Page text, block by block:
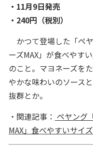
・11月9日発売
・240円（税別）
かつて登場した「ペ
ーズMAX」が食べやす
のこと。マヨネーズを
やかな味わいのソース
抜群とか。
・関連記事： ペヤング
MAX」食べやすいサイ